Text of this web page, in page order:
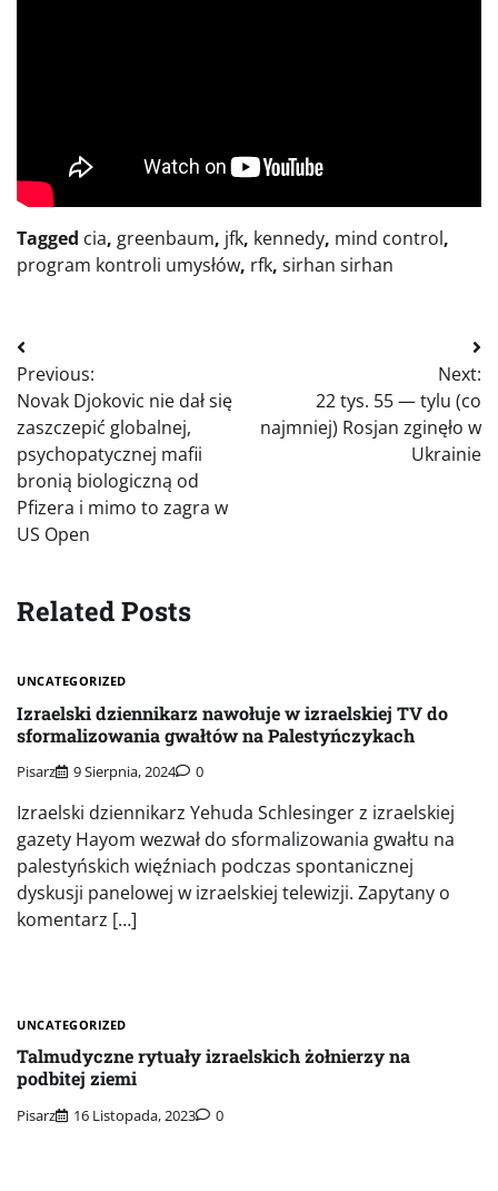
Tagged cia, greenbaum, jfk, kennedy, mind control,
program kontroli umysłów, rfk, sirhan sirhan
Nawigacja
wpisu
Previous:
Novak Djokovic nie dał się
zaszczepić globalnej,
psychopatycznej mafii
bronią biologiczną od
Pfizera i mimo to zagra w
US Open
Next:
22 tys. 55 — tylu (co
najmniej) Rosjan zginęło w
Ukrainie
Related Posts
UNCATEGORIZED
Izraelski dziennikarz nawołuje w izraelskiej TV do
sformalizowania gwałtów na Palestyńczykach
Pisarz 9 Sierpnia, 2024 0
Izraelski dziennikarz Yehuda Schlesinger z izraelskiej
gazety Hayom wezwał do sformalizowania gwałtu na
palestyńskich więźniach podczas spontanicznej
dyskusji panelowej w izraelskiej telewizji. Zapytany o
komentarz […]
UNCATEGORIZED
Talmudyczne rytuały izraelskich żołnierzy na
podbitej ziemi
Pisarz 16 Listopada, 2023 0